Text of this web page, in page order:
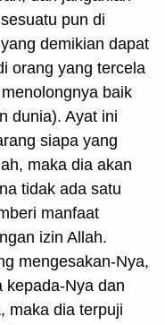
pun di
demikian dapat
orang yang tercela
baik
dunia). Ayat ini
siapa yang
maka dia akan
tidak ada satu
manfaat
izin Allah.
mengesakan-Nya,
kepada-Nya dan
maka dia terpuji